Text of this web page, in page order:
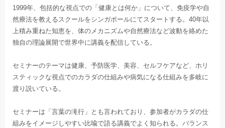
1999年、包括的な視点での「健康とは何か」について、免疫学や自
然療法を教えるスクールをシンガポールにてスタートする。40年以
上積み重ねた知恵を、体のメカニズムや自然療法など波動を絡めた
独自の理論展開で世界中に講義を配信している。
セミナーのテーマは健康、予防医学、美容、セルフケアなど、ホリ
スティックな視点でのカラダの仕組みや病気になる仕組みを多岐に
渡り説いている。
セミナーは「言葉の滝行」とも言われており、参加者がカラダの仕
組みをイメージしやすい比喩で語る講義でよく知られる。バランス